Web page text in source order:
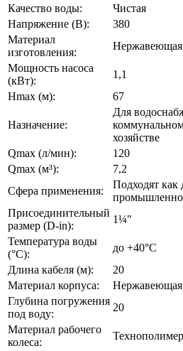
Качество воды:
Чистая
Напряжение (В):
380
Материал
изготовления:
Нержавеющая
Мощность насоса
(кВт):
1,1
Hmax (м):
67
Назначение:
Для
хозяйстве
Qmax (л/мин):
120
Qmax (м³):
7,2
Сфера применения:
Подходят как
Присоединительный
размер (D-in):
1¼"
Температура воды
(°C):
до +40°C
Длина кабеля (м):
20
Материал корпуса:
Нержавеющая
Глубина погружения
под воду:
20
Материал рабочего
колеса:
Технополимер